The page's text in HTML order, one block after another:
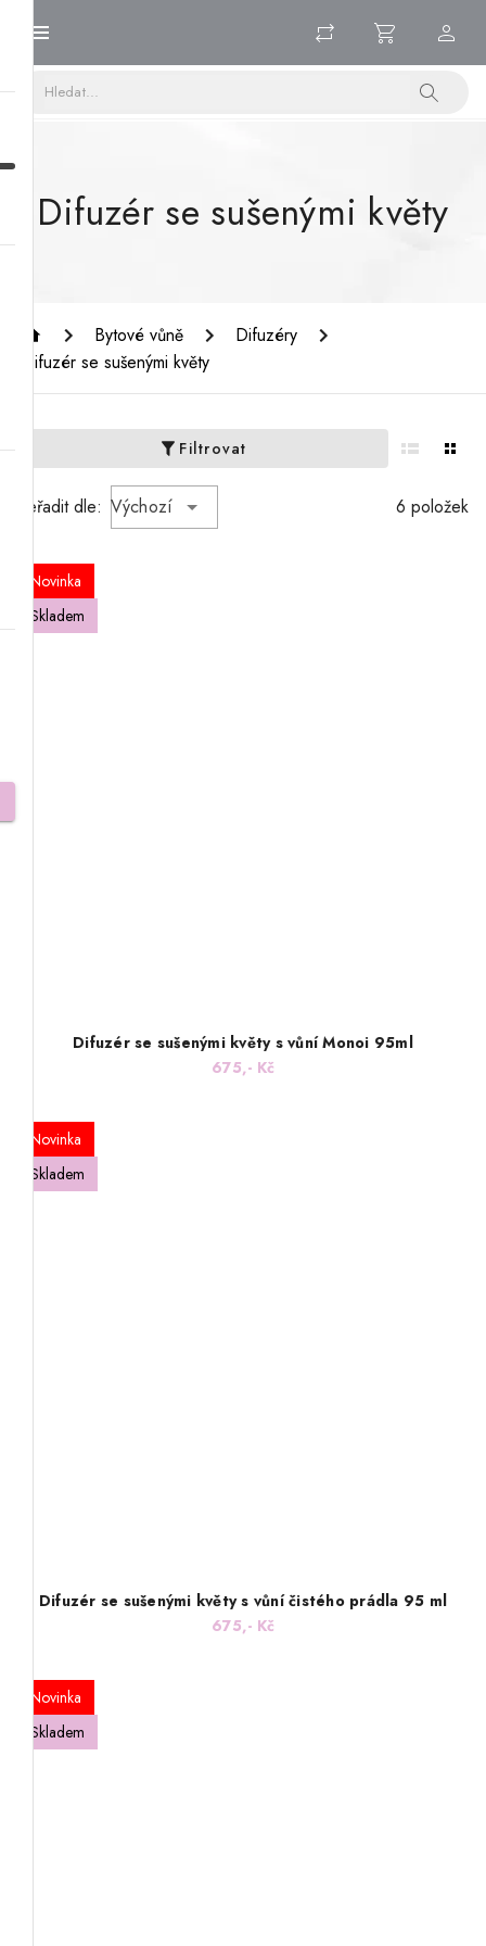
Difuzér se sušenými květy
Bytové vůně
Difuzéry
Difuzér se sušenými květy
Filtrovat
6 položek
Seřadit dle: Výchozí
Novinka
Skladem
Difuzér se sušenými květy s vůní Monoi 95ml
675,- Kč
Novinka
Skladem
Difuzér se sušenými květy s vůní čistého prádla 95 ml
675,- Kč
Novinka
Skladem